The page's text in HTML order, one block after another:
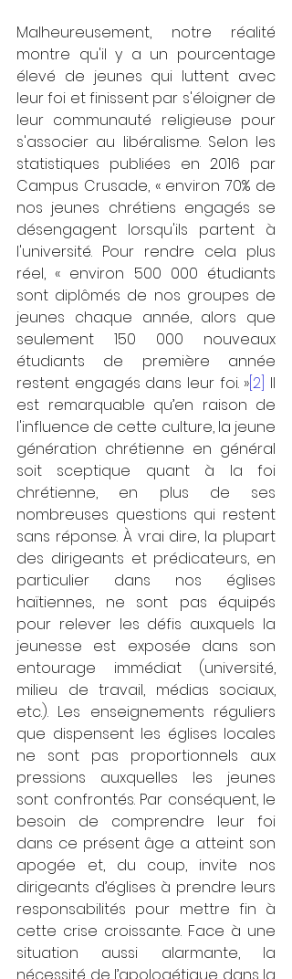
Malheureusement, notre réalité
montre qu'il y a un pourcentage
élevé de jeunes qui luttent avec
leur foi et finissent par s'éloigner de
leur communauté religieuse pour
s'associer au libéralisme. Selon les
statistiques publiées en 2016 par
Campus Crusade, « environ 70% de
nos jeunes chrétiens engagés se
désengagent lorsqu'ils partent à
l'université. Pour rendre cela plus
réel, « environ 500 000 étudiants
sont diplômés de nos groupes de
jeunes chaque année, alors que
seulement 150 000 nouveaux
étudiants de première année
restent engagés dans leur foi. »[2] Il
est remarquable qu’en raison de
l'influence de cette culture, la jeune
génération chrétienne en général
soit sceptique quant à la foi
chrétienne, en plus de ses
nombreuses questions qui restent
sans réponse. À vrai dire, la plupart
des dirigeants et prédicateurs, en
particulier dans nos églises
haïtiennes, ne sont pas équipés
pour relever les défis auxquels la
jeunesse est exposée dans son
entourage immédiat (université,
milieu de travail, médias sociaux,
etc.). Les enseignements réguliers
que dispensent les églises locales
ne sont pas proportionnels aux
pressions auxquelles les jeunes
sont confrontés. Par conséquent, le
besoin de comprendre leur foi
dans ce présent âge a atteint son
apogée et, du coup, invite nos
dirigeants d’églises à prendre leurs
responsabilités pour mettre fin à
cette crise croissante. Face à une
situation aussi alarmante, la